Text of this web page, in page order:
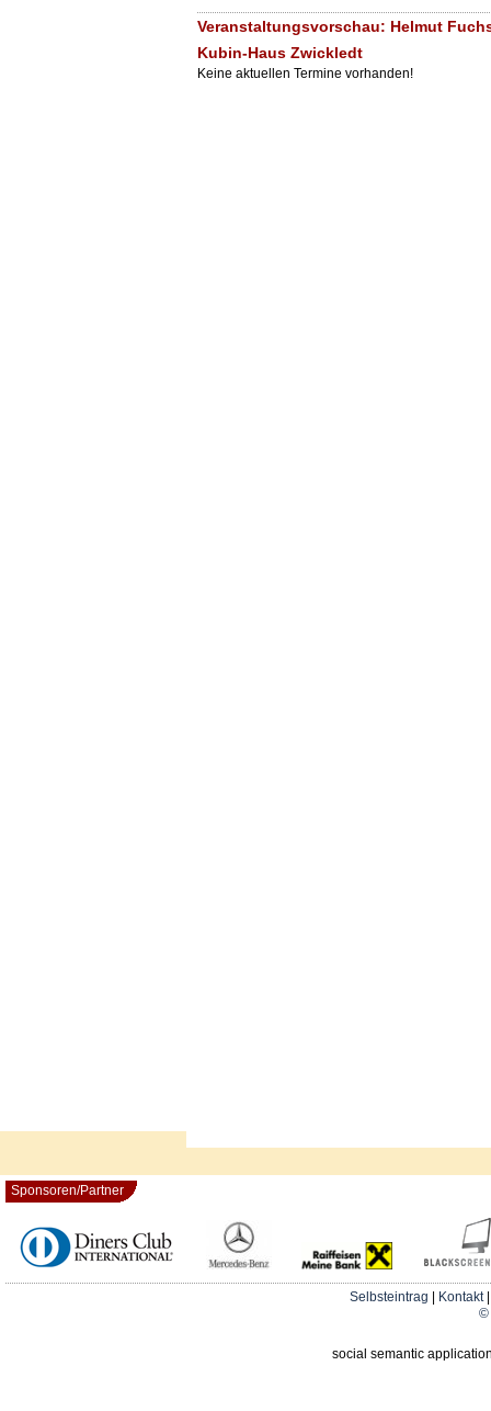
Veranstaltungsvorschau: Helmut
Kubin-Haus Zwickledt
Keine aktuellen Termine vorhanden!
Sponsoren/Partner
Selbsteintrag Kontakt
©
social semantic